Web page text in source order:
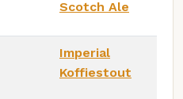
Scotch Ale
Imperial
Koffiestout